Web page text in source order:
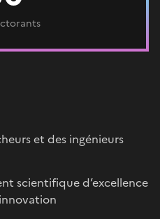
et des ingénieurs
scientifique d’excellence